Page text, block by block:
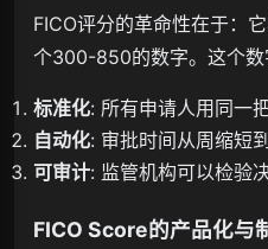
FICO评分的革命性在于：
个300-850的数字。这个数
标准化: 所有申请人用同一
自动化: 审批时间从周缩短
可审计: 监管机构可以检验
FICO Score的产品化与